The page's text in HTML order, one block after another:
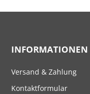
INFORMATIONEN
Versand & Zahlung
Kontaktformular